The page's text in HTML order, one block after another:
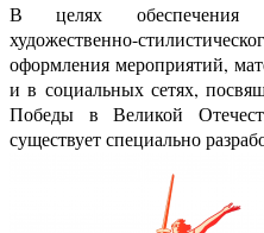
В целях обеспечения
художественно-
оформления мероприятий,
и в социальных сетях,
Победы в Великой
существует специально